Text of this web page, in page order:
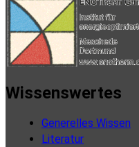
Wissenswertes
Generelles Wissen
Literatur